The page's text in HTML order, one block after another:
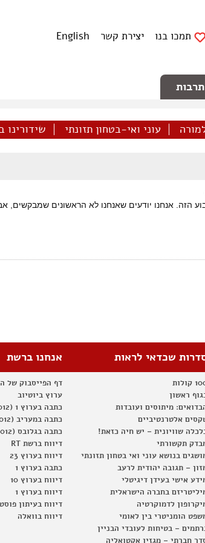
תמכו בנו יצירת קשר English
עוני ואי-בטחון תזונתי שידורינו
הזה. אנחנו יודעים שאנחנו לא הראשונים שמבקשים,
שכדאי לראות
קולות
ראשון
מיתוסים ועובדות
אלטרנטיביים
שוויונית – יש חיה כזאת!
תקשורתי
בנושא עוני ואי בטחון תזונתי
– תגובה יהודית לרעב
אישי בעידן דיגיטלי
בחברה הישראלית
לדמוקרטיה
הומניטרי בין לאומי
– בטיחות לעובדי הבניין
חברתי – מגזין אקטואליה
אנחנו ברשת
דף הפייסבוק של
ערוץ ביוטיוב
כתבה בערוץ 1 (2012)
כתבה במעריב (2012)
כתבה בגלובס (2012)
דיווח ברשת RT
דיווח בערוץ 23
כתבה בערוץ 1
דיווח בערוץ 10
דיווח בערוץ 1
דיווח בעיתון פוסט
דיווח בוואלה